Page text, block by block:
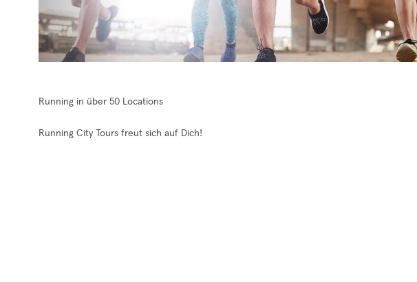
Running in über 50 Locations
Running City Tours freut sich auf Dich!